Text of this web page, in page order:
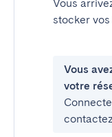
Vous
stocker
Vous
votre